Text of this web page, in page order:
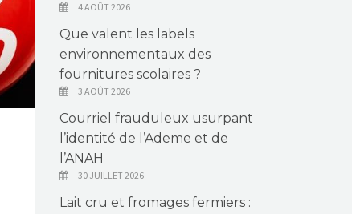
4 AOÛT 2026
Que valent les labels
environnementaux des
fournitures scolaires ?
3 AOÛT 2026
Courriel frauduleux usurpant
l’identité de l’Ademe et de
l’ANAH
30 JUILLET 2026
Lait cru et fromages fermiers :